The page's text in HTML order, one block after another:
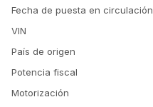
Fecha de puesta en circulación
VIN
País de origen
Potencia fiscal
Motorización